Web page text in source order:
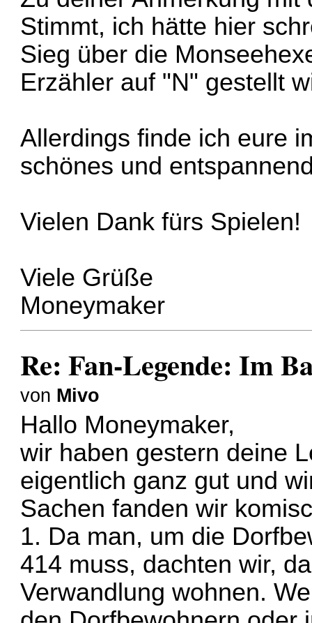
Stimmt, ich hätte hier
Sieg über die
Erzähler auf "N" gestellt
Allerdings finde ich eure
schönes und
Vielen Dank fürs Spielen!
Viele Grüße
Moneymaker
Re: Fan-Legende: Im
von Mivo
Hallo Moneymaker,
wir haben gestern deine
eigentlich ganz gut und
Sachen fanden wir
1. Da man, um die
414 muss, dachten wir,
Verwandlung wohnen.